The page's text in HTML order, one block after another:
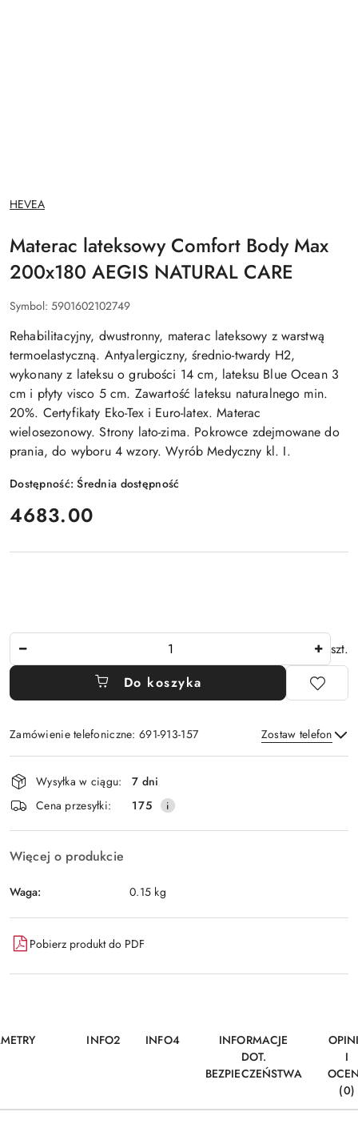
NAZWA
PRODUCENTA:
HEVEA
Materac lateksowy Comfort Body Max
200x180 AEGIS NATURAL CARE
Symbol: 5901602102749
Rehabilitacyjny, dwustronny, materac lateksowy z warstwą
termoelastyczną. Antyalergiczny, średnio-twardy H2,
wykonany z lateksu o grubości 14 cm, lateksu Blue Ocean 3
cm i płyty visco 5 cm. Zawartość lateksu naturalnego min.
20%. Certyfikaty Eko-Tex i Euro-latex. Materac
wielosezonowy. Strony lato-zima. Pokrowce zdejmowane do
prania, do wyboru 4 wzory. Wyrób Medyczny kl. I.
Dostępność:Średnia dostępność
cena:
4683.00
szt.
Do koszyka
Zamówienie telefoniczne: 691-913-157 Zostaw telefon
Wyślij
Dostępność
i
dostawa
Wysyłka w ciągu:
7 dni
Cena przesyłki:
175
Więcej o produkcie
Waga: 0.15 kg
Pobierz produkt do PDF
INFO2 INFO4
INFORMACJE
DOT.
BEZPIECZEŃSTWA
I
(0)